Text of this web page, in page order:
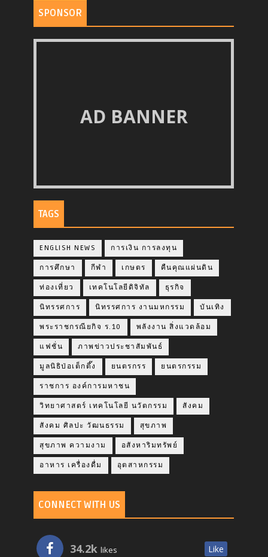
SPONSOR
AD BANNER
TAGS
ENGLISH NEWS การเงิน การลงทุน
การศึกษา กีฬา เกษตร คืนคุณแผ่นดิน
ท่องเที่ยว เทคโนโลยีดิจิทัล ธุรกิจ
นิทรรศการ นิทรรศการ งานมหกรรม บันเทิง
พระราชกรณียกิจ ร.10 พลังงาน สิ่งแวดล้อม
แฟชั่น ภาพข่าวประชาสัมพันธ์
มูลนิธิป่อเต็กตึ๊ง ยนตรกรร ยนตรกรรม
ราชการ องค์การมหาชน
วิทยาศาสตร์ เทคโนโลยี นวัตกรรม สังคม
สังคม ศิลปะ วัฒนธรรม สุขภาพ
สุขภาพ ความงาม อสังหาริมทรัพย์
อาหาร เครื่องดื่ม อุตสาหกรรม
CONNECT WITH US
34.2k likes Like